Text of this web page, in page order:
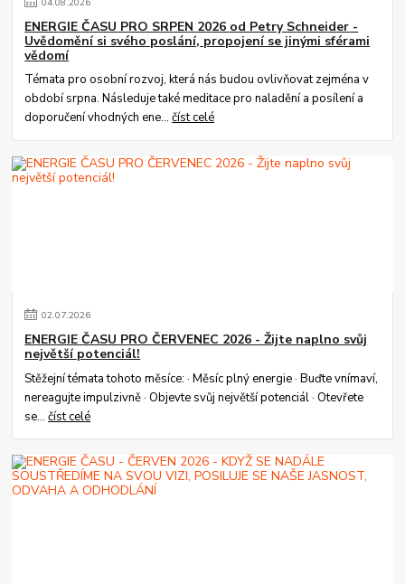
ENERGIE ČASU PRO SRPEN 2026 od Petry Schneider -
Uvědomění si svého poslání, propojení se jinými sférami
vědomí
Témata pro osobní rozvoj, která nás budou ovlivňovat zejména v
období srpna. Následuje také meditace pro naladění a posílení a
doporučení vhodných ene...číst celé
02.07.2026
ENERGIE ČASU PRO ČERVENEC 2026 - Žijte naplno svůj
největší potenciál!
Stěžejní témata tohoto měsíce: · Měsíc plný energie · Buďte vnímaví,
nereagujte impulzivně · Objevte svůj největší potenciál · Otevřete
se...číst celé